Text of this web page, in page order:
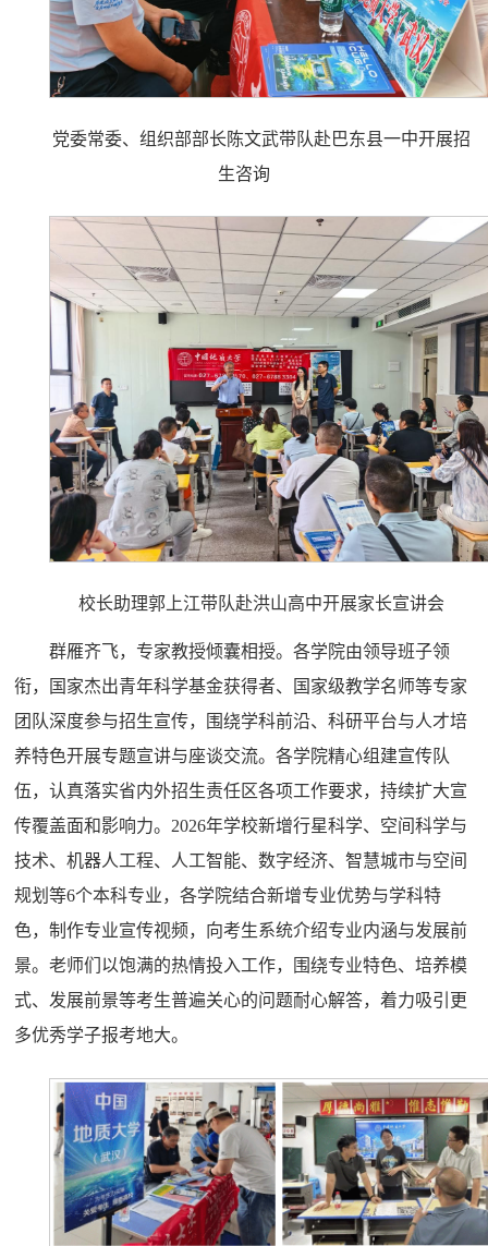
党委常委、组织部部长陈文武带队赴巴东县一中开展招
生咨询
校长助理郭上江带队赴洪山高中开展家长宣讲会
群雁齐飞，专家教授倾囊相授。各学院由领导班子领
衔，国家杰出青年科学基金获得者、国家级教学名师等专家
团队深度参与招生宣传，围绕学科前沿、科研平台与人才培
养特色开展专题宣讲与座谈交流。各学院精心组建宣传队
伍，认真落实省内外招生责任区各项工作要求，持续扩大宣
传覆盖面和影响力。2026年学校新增行星科学、空间科学与
技术、机器人工程、人工智能、数字经济、智慧城市与空间
规划等6个本科专业，各学院结合新增专业优势与学科特
色，制作专业宣传视频，向考生系统介绍专业内涵与发展前
景。老师们以饱满的热情投入工作，围绕专业特色、培养模
式、发展前景等考生普遍关心的问题耐心解答，着力吸引更
多优秀学子报考地大。